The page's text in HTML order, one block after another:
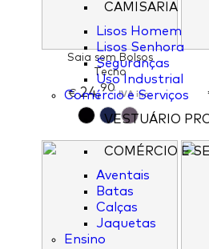
CAMISARIA
Lisos Homem
Lisos Senhora
Seguranças
Uso Industrial
Comércio e Serviços
VESTUÁRIO
COMÉRCIO E
Aventais
Batas
Calças
Jaquetas
Ensino
Saia sem Bolsos
Tecno
€24,90 IVA inc.